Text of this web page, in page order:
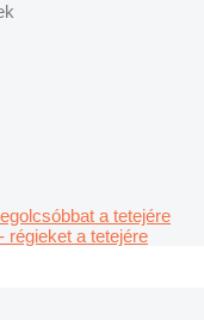
a tetejére
régieket a tetejére